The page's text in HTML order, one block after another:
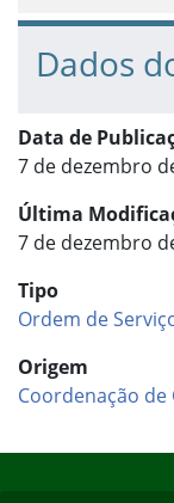
Dados
Data de
7 de dezembro
Última
7 de dezembro
Tipo
Ordem de
Origem
Coordenação de